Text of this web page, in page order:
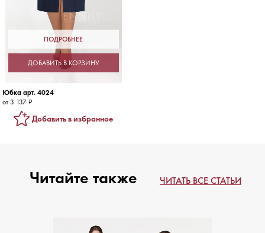
ПОДРОБНЕЕ
ДОБАВИТЬ В КОРЗИНУ
Юбка арт. 4024
от 3 137 ₽
Добавить в избранное
Читайте также ЧИТАТЬ ВСЕ СТАТЬИ